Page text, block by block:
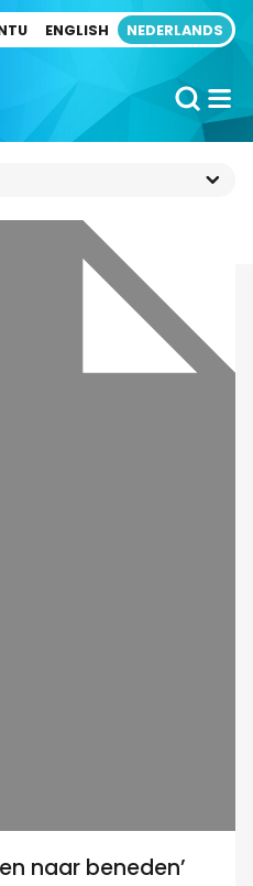
ENGLISH NEDERLANDS
naar beneden’